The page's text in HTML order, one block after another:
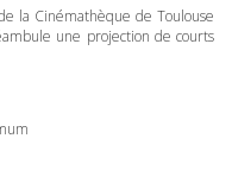
la Cinémathèque de Toulouse
une projection de courts